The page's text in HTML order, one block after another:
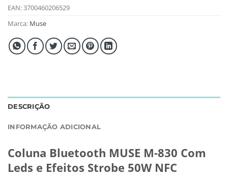
EAN:3700460206529
Marca: Muse
DESCRIÇÃO
INFORMAÇÃO ADICIONAL
Coluna Bluetooth MUSE M-830 Com
Leds e Efeitos Strobe 50W NFC